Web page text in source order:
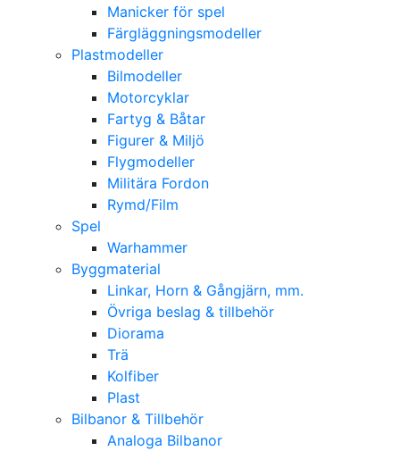
Manicker för spel
Färgläggningsmodeller
Plastmodeller
Bilmodeller
Motorcyklar
Fartyg & Båtar
Figurer & Miljö
Flygmodeller
Militära Fordon
Rymd/Film
Spel
Warhammer
Byggmaterial
Linkar, Horn & Gångjärn, mm.
Övriga beslag & tillbehör
Diorama
Trä
Kolfiber
Plast
Bilbanor & Tillbehör
Analoga Bilbanor